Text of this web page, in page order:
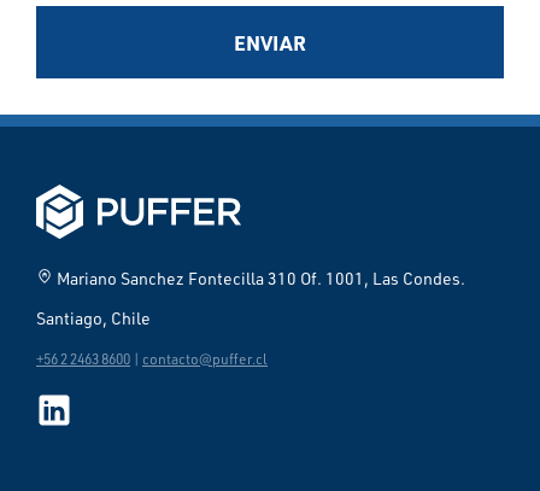
ENVIAR
home_pin Mariano Sanchez Fontecilla 310 Of. 1001, Las Condes.
Santiago, Chile
+56 2 2463 8600 | contacto@puffer.cl